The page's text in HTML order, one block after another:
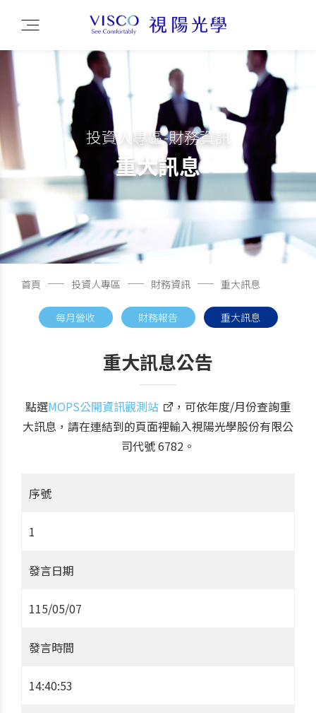
投資人專區-財務資訊
重大訊息
首頁 投資人專區 財務資訊 重大訊息
每月營收 財務報告 重大訊息
重大訊息公告
點選MOPS公開資訊觀測站
，可依年度/月份查詢重
大訊息，請在連結到的頁面裡輸入視陽光學股份有限公
司代號 6782。
序號
1
發言日期
115/05/07
發言時間
14:40:53